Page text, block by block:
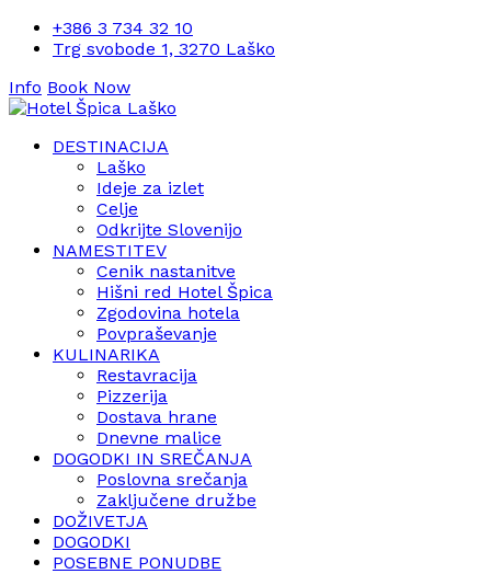
+386 3 734 32 10
Trg svobode 1, 3270 Laško
Info Book Now
DESTINACIJA
Laško
Ideje za izlet
Celje
Odkrijte Slovenijo
NAMESTITEV
Cenik nastanitve
Hišni red Hotel Špica
Zgodovina hotela
Povpraševanje
KULINARIKA
Restavracija
Pizzerija
Dostava hrane
Dnevne malice
DOGODKI IN SREČANJA
Poslovna srečanja
Zaključene družbe
DOŽIVETJA
DOGODKI
POSEBNE PONUDBE